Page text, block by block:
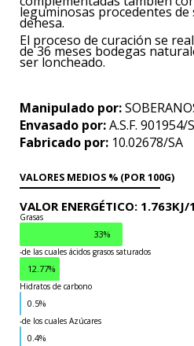
leguminosas procedentes de
dehesa.
El proceso de curación se
de 36 meses bodegas
ser loncheado.
Manipulado por:
Envasado por:A.S.F. 901954/
Fabricado por: 10.02678/SA
VALORES MEDIOS % (POR 100G)
VALOR ENERGÉTICO: 1.763KJ/
Grasas
33%
-de las cuales ácidos grasos saturados
12.77%
Hidratos de carbono
0.5%
-de los cuales Azúcares
Grasas
0.4%